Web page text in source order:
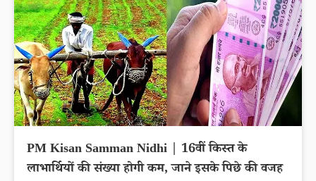
PM Kisan Samman Nidhi | 16वीं किस्त के
लाभार्थियों की संख्या होगी कम, जाने इसके पिछे की वजह